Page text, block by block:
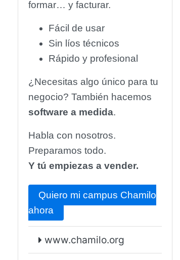
formar… y facturar.
Fácil de usar
Sin líos técnicos
Rápido y profesional
¿Necesitas algo único para tu
negocio? También hacemos
software a medida.
Habla con nosotros.
Preparamos todo.
Y tú empiezas a vender.
Quiero mi campus Chamilo
ahora
www.chamilo.org